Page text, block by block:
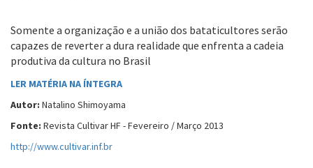
Somente a organização e a união dos bataticultores serão
capazes de reverter a dura realidade que enfrenta a cadeia
produtiva da cultura no Brasil
LER MATÉRIA NA ÍNTEGRA
Autor: Natalino Shimoyama
Fonte: Revista Cultivar HF - Fevereiro / Março 2013
http://www.cultivar.inf.br